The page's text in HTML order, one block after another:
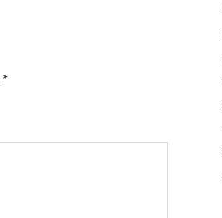
*